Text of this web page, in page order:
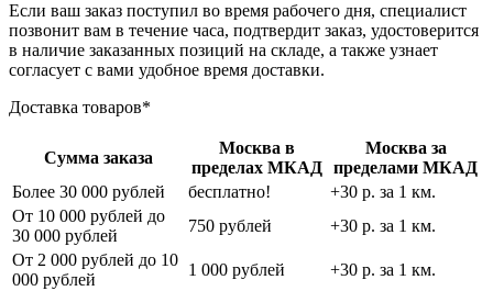
Если ваш заказ поступил во время рабочего дня, специалист
позвонит вам в течение часа, подтвердит заказ, удостоверится
в наличие заказанных позиций на складе, а также узнает
согласует с вами удобное время доставки.
Доставка товаров*
Сумма заказа
Москва в
пределах МКАД
Москва за
пределами МКАД
Более 30 000 рублей
бесплатно!
+30 р. за 1 км.
От 10 000 рублей до
30 000 рублей
750 рублей
+30 р. за 1 км.
От 2 000 рублей до 10
000 рублей
1 000 рублей +30 р. за 1 км.